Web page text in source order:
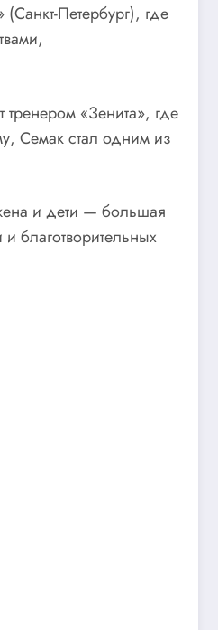
Петербург), где
«Зенита», где
Семак стал одним из
и дети — большая
благотворительных